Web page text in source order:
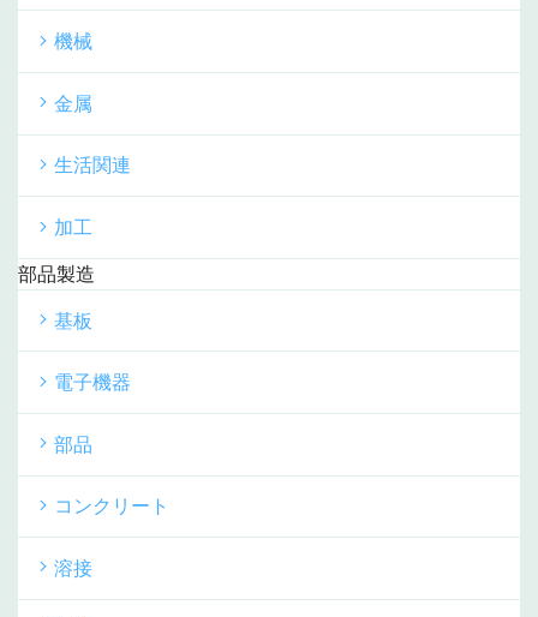
機械
金属
生活関連
加工
部品製造
基板
電子機器
部品
コンクリート
溶接